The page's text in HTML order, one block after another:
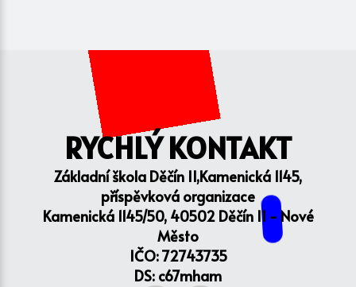
RYCHLÝ KONTAKT
Základní škola Děčín II,Kamenická 1145,
příspěvková organizace
Kamenická 1145/50, 40502 Děčín II - Nové
Město
IČO: 72743735
DS: c67mham